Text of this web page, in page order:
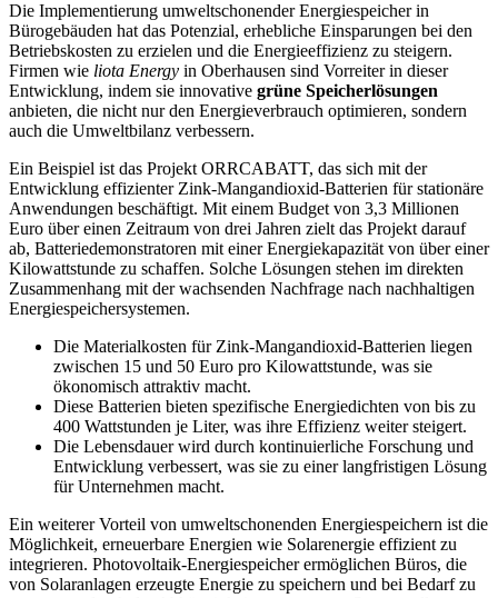
Die Implementierung umweltschonender Energiespeicher in
Bürogebäuden hat das Potenzial, erhebliche Einsparungen bei den
Betriebskosten zu erzielen und die Energieeffizienz zu steigern.
Firmen wie liota Energy in Oberhausen sind Vorreiter in dieser
Entwicklung, indem sie innovative grüne Speicherlösungen
anbieten, die nicht nur den Energieverbrauch optimieren, sondern
auch die Umweltbilanz verbessern.
Ein Beispiel ist das Projekt ORRCABATT, das sich mit der
Entwicklung effizienter Zink-Mangandioxid-Batterien für stationäre
Anwendungen beschäftigt. Mit einem Budget von 3,3 Millionen
Euro über einen Zeitraum von drei Jahren zielt das Projekt darauf
ab, Batteriedemonstratoren mit einer Energiekapazität von über einer
Kilowattstunde zu schaffen. Solche Lösungen stehen im direkten
Zusammenhang mit der wachsenden Nachfrage nach nachhaltigen
Energiespeichersystemen.
Die Materialkosten für Zink-Mangandioxid-Batterien liegen
zwischen 15 und 50 Euro pro Kilowattstunde, was sie
ökonomisch attraktiv macht.
Diese Batterien bieten spezifische Energiedichten von bis zu
400 Wattstunden je Liter, was ihre Effizienz weiter steigert.
Die Lebensdauer wird durch kontinuierliche Forschung und
Entwicklung verbessert, was sie zu einer langfristigen Lösung
für Unternehmen macht.
Ein weiterer Vorteil von umweltschonenden Energiespeichern ist die
Möglichkeit, erneuerbare Energien wie Solarenergie effizient zu
integrieren. Photovoltaik-Energiespeicher ermöglichen Büros, die
von Solaranlagen erzeugte Energie zu speichern und bei Bedarf zu